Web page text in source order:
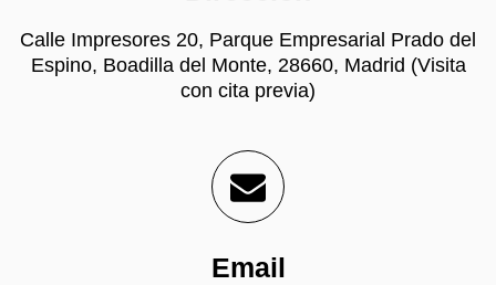
Calle Impresores 20, Parque Empresarial Prado del
Espino, Boadilla del Monte, 28660, Madrid (Visita
con cita previa)
Email